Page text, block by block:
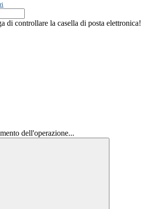
di controllare la casella di posta elettronica!
dell'operazione...